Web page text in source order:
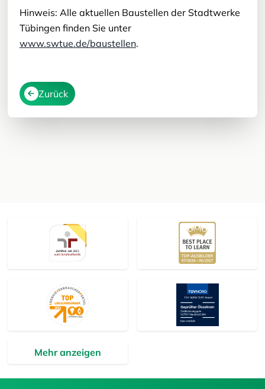
Hinweis: Alle aktuellen Baustellen der Stadtwerke
Tübingen finden Sie unter
www.swtue.de/baustellen.
Zurück
Mehr anzeigen